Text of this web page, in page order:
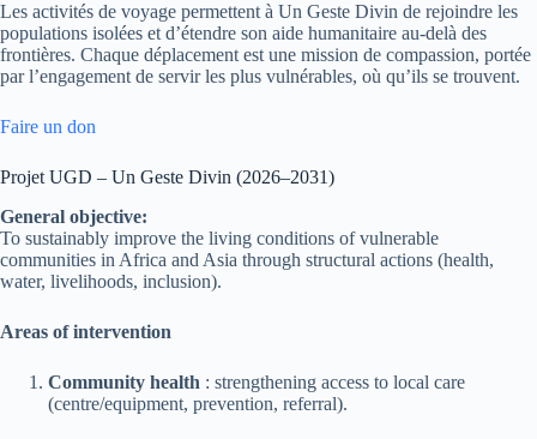
Les activités de voyage permettent à Un Geste Divin de rejoindre les
populations isolées et d’étendre son aide humanitaire au-delà des
frontières. Chaque déplacement est une mission de compassion, portée
par l’engagement de servir les plus vulnérables, où qu’ils se trouvent.
Faire un don
Projet UGD – Un Geste Divin (2026–2031)
General objective:
To sustainably improve the living conditions of vulnerable
communities in Africa and Asia through structural actions (health,
water, livelihoods, inclusion).
Areas of intervention
Community health : strengthening access to local care
(centre/equipment, prevention, referral).